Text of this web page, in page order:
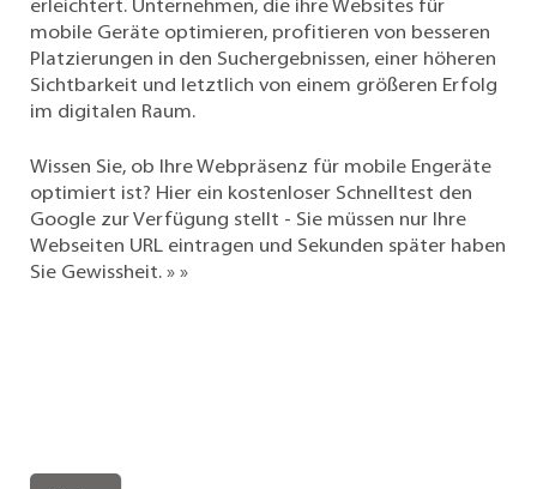
erleichtert. Unternehmen, die ihre Websites für
mobile Geräte optimieren, profitieren von besseren
Platzierungen in den Suchergebnissen, einer höheren
Sichtbarkeit und letztlich von einem größeren Erfolg
im digitalen Raum.
Wissen Sie, ob Ihre Webpräsenz für mobile Engeräte
optimiert ist? Hier ein kostenloser Schnelltest den
Google zur Verfügung stellt - Sie müssen nur Ihre
Webseiten URL eintragen und Sekunden später haben
Sie Gewissheit. » »